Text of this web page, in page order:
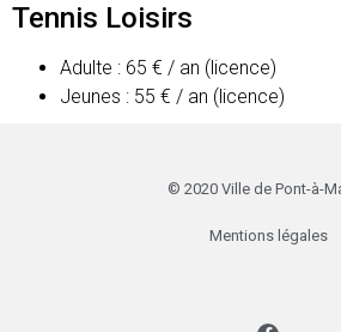
Tennis Loisirs
Adulte : 65 € / an (licence)
Jeunes : 55 € / an (licence)
© 2020 Ville de Pont-à-
Mentions légales